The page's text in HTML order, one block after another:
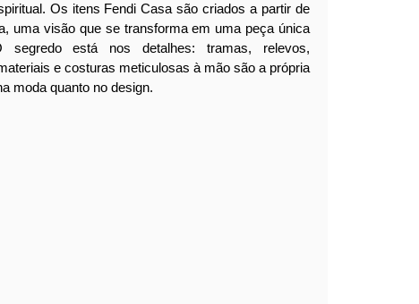
Os itens Fendi Casa são criados a partir de
uma visão que se transforma em uma peça única
segredo está nos detalhes: tramas, relevos,
e costuras meticulosas à mão são a própria
moda quanto no design.